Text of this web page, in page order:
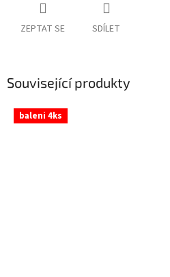
ZEPTAT SE SDÍLET
Související produkty
baleni 4ks